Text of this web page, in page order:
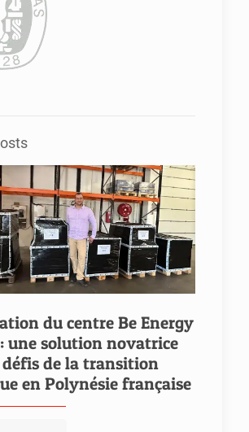
du centre Be Energy
une solution novatrice
défis de la transition
en Polynésie française